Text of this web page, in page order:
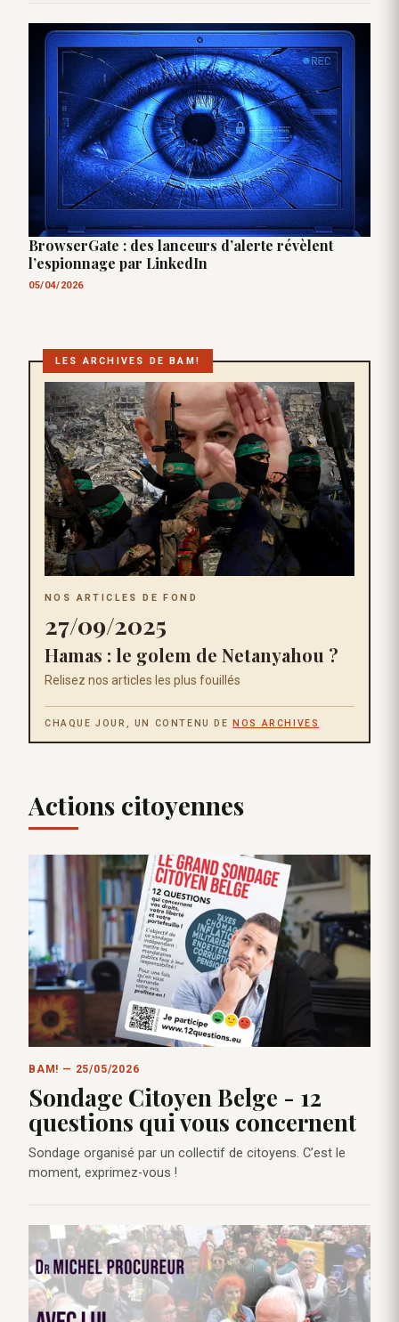
BrowserGate : des lanceurs d’alerte révèlent
l’espionnage par LinkedIn
05/04/2026
LES ARCHIVES DE BAM!
NOS ARTICLES DE FOND
27/09/2025
Hamas : le golem de Netanyahou ?
Relisez nos articles les plus fouillés
CHAQUE JOUR, UN CONTENU DENOS ARCHIVES
Actions citoyennes
BAM! — 25/05/2026
Sondage Citoyen Belge - 12
questions qui vous concernent
Sondage organisé par un collectif de citoyens. C’est le
moment, exprimez-vous !